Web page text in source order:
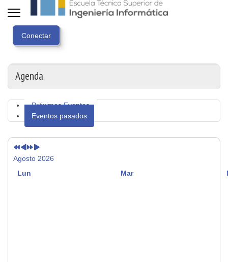
Agenda
Próximos Eventos
Eventos pasados
anterior
Agosto 2026
Lun
Mar